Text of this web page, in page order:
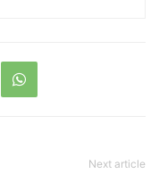
Next article